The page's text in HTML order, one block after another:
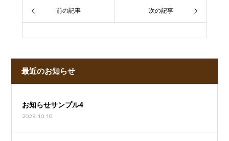
前の記事 次の記事
最近のお知らせ
お知らせサンプル4
2023.10.10